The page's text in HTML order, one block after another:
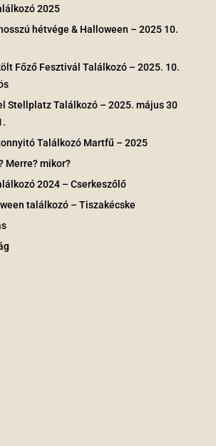
2025
hétvége & Halloween – 2025 10.
Főző Fesztivál Találkozó – 2025. 10.
Stellplatz Találkozó – 2025. május 30
Találkozó Martfű – 2025
Merre? mikor?
2024 – Cserkeszőlő
találkozó – Tiszakécske